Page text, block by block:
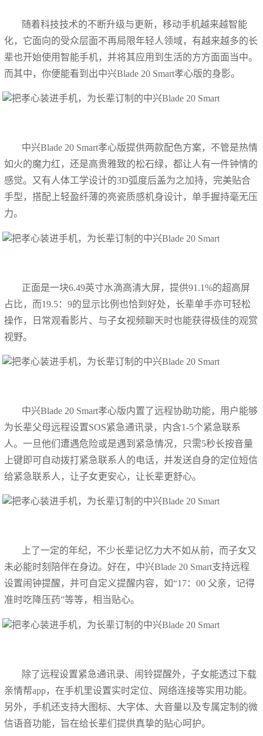
随着科技技术的不断升级与更新，移动手机越来越智能
化，它面向的受众层面不再局限年轻人领域，有越来越多的长
辈也开始使用智能手机，并将其应用到生活的方方面面当中。
而其中，你便能看到出中兴Blade 20 Smart孝心版的身影。
中兴Blade 20 Smart孝心版提供两款配色方案，不管是热情
如火的魔力红，还是高贵雅致的松石绿，都让人有一件钟情的
感觉。又有人体工学设计的3D弧度后盖为之加持，完美贴合
手型，搭配上轻盈纤薄的亮瓷质感机身设计，单手握持毫无压
力。
正面是一块6.49英寸水滴高清大屏，提供91.1%的超高屏
占比，而19.5：9的显示比例也恰到好处，长辈单手亦可轻松
操作，日常观看影片、与子女视频聊天时也能获得极佳的观赏
视野。
中兴Blade 20 Smart孝心版内置了远程协助功能，用户能够
为长辈父母远程设置SOS紧急通讯录，内含1-5个紧急联系
人。一旦他们遭遇危险或是遇到紧急情况，只需5秒长按音量
上键即可自动拨打紧急联系人的电话，并发送自身的定位短信
给紧急联系人，让子女更安心，让长辈更舒心。
上了一定的年纪，不少长辈记忆力大不如从前，而子女又
未必能时刻陪伴在身边。好在，中兴Blade 20 Smart支持远程
设置闹钟提醒，并可自定义提醒内容，如“17：00 父亲，记得
准时吃降压药”等等，相当贴心。
除了远程设置紧急通讯录、闹铃提醒外，子女能透过下载
亲情帮app，在手机里设置实时定位、网络连接等实用功能。
另外，手机还支持大图标、大字体、大音量以及专属定制的微
信语音功能，旨在给长辈们提供真挚的贴心呵护。